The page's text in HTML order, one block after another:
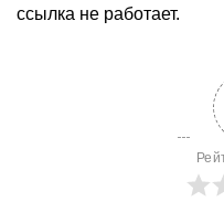
ссылка не работает.